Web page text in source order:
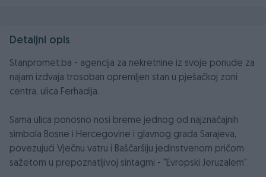
Detaljni opis
Stanpromet.ba - agencija za nekretnine iz svoje ponude za
najam izdvaja trosoban opremljen stan u pješačkoj zoni
centra, ulica Ferhadija.
Sama ulica ponosno nosi breme jednog od najznačajnih
simbola Bosne i Hercegovine i glavnog grada Sarajeva,
povezujući Vječnu vatru i Baščaršiju jedinstvenom pričom
sažetom u prepoznatljivoj sintagmi - "Evropski Jeruzalem".